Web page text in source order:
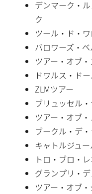
デンマーク・
ク
ツール・ド・
バロワーズ・
ツアー・オブ
ドワルス・ド
ZLMツアー
ブリュッセル
ツアー・オブ
ブークル・デ
キャトルジュ
トロ・ブロ・
グランプリ・
ツアー・オブ